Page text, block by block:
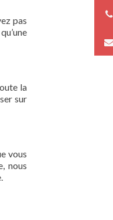
pas
la
sur
vous
nous